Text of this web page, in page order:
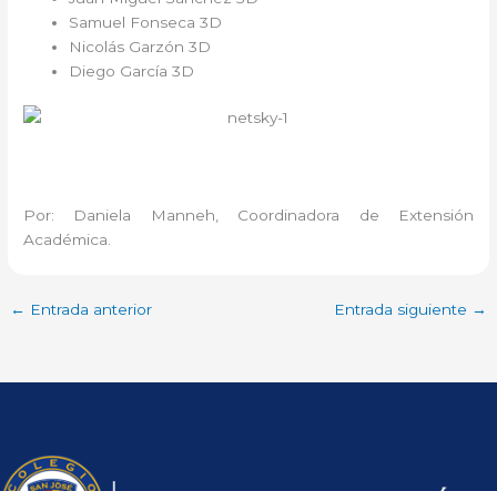
Samuel Fonseca 3D
Nicolás Garzón 3D
Diego García 3D
Por: Daniela Manneh, Coordinadora de Extensión
Académica.
← Entrada anterior Entrada siguiente →